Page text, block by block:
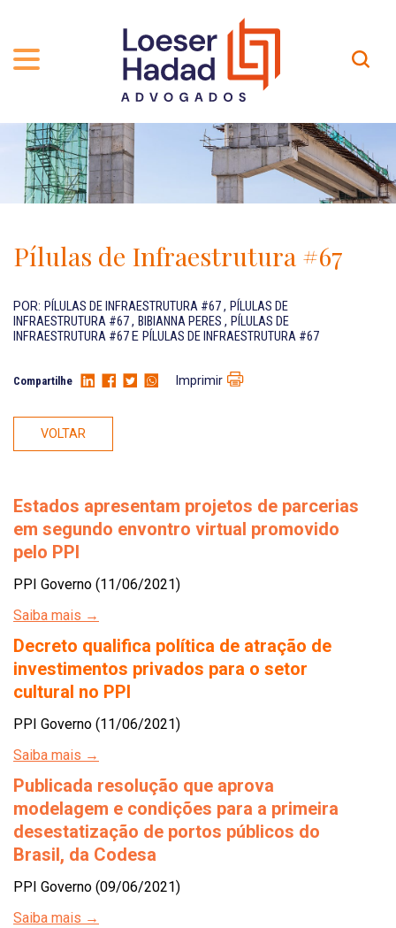
QUEM SOMOS
TRAJETÓRIA
INCLUSÃO E DIVERSIDADE
PRÊMIOS
ÁREAS DE ATUAÇÃO
PROFISSIONAIS
CARREIRA
Contato
Localização
Pílulas de Infraestrutura #67
POR: PÍLULAS DE INFRAESTRUTURA #67, PÍLULAS DE
INFRAESTRUTURA #67, BIBIANNA PERES , PÍLULAS DE
INFRAESTRUTURA #67 E PÍLULAS DE INFRAESTRUTURA #67
Compartilhe Imprimir
VOLTAR
Estados apresentam projetos de parcerias
em segundo envontro virtual promovido
pelo PPI
PPI Governo (11/06/2021)
Saiba mais →
Decreto qualifica política de atração de
investimentos privados para o setor
cultural no PPI
PPI Governo (11/06/2021)
Saiba mais →
Publicada resolução que aprova
modelagem e condições para a primeira
desestatização de portos públicos do
Brasil, da Codesa
PPI Governo (09/06/2021)
Saiba mais →